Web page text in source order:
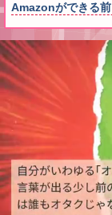
Amazonができる